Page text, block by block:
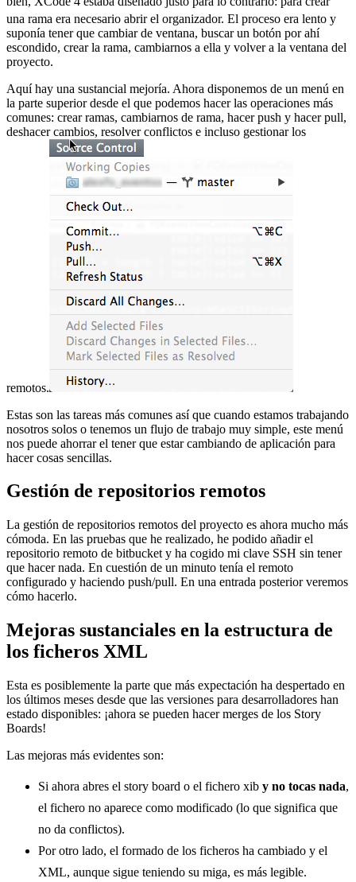
una rama era necesario abrir el organizador. El proceso era lento y
suponía tener que cambiar de ventana, buscar un botón por ahí
escondido, crear la rama, cambiarnos a ella y volver a la ventana del
proyecto.
Aquí hay una sustancial mejoría. Ahora disponemos de un menú en
la parte superior desde el que podemos hacer las operaciones más
comunes: crear ramas, cambiarnos de rama, hacer push y hacer pull,
deshacer cambios, resolver conflictos e incluso gestionar los
remotos.
Estas son las tareas más comunes así que cuando estamos trabajando
nosotros solos o tenemos un flujo de trabajo muy simple, este menú
nos puede ahorrar el tener que estar cambiando de aplicación para
hacer cosas sencillas.
Gestión de repositorios remotos
La gestión de repositorios remotos del proyecto es ahora mucho más
cómoda. En las pruebas que he realizado, he podido añadir el
repositorio remoto de bitbucket y ha cogido mi clave SSH sin tener
que hacer nada. En cuestión de un minuto tenía el remoto
configurado y haciendo push/pull. En una entrada posterior veremos
cómo hacerlo.
Mejoras sustanciales en la estructura de
los ficheros XML
Esta es posiblemente la parte que más expectación ha despertado en
los últimos meses desde que las versiones para desarrolladores han
estado disponibles: ¡ahora se pueden hacer merges de los Story
Boards!
Las mejoras más evidentes son:
Si ahora abres el story board o el fichero xib y no tocas nada,
el fichero no aparece como modificado (lo que significa que
no da conflictos).
Por otro lado, el formado de los ficheros ha cambiado y el
XML, aunque sigue teniendo su miga, es más legible.